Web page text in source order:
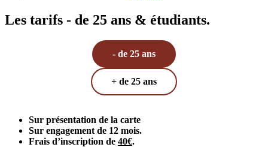
Les tarifs - de 25 ans & étudiants.
- de 25 ans
+ de 25 ans
Sur présentation de la carte
Sur engagement de 12 mois.
Frais d’inscription de 40€.